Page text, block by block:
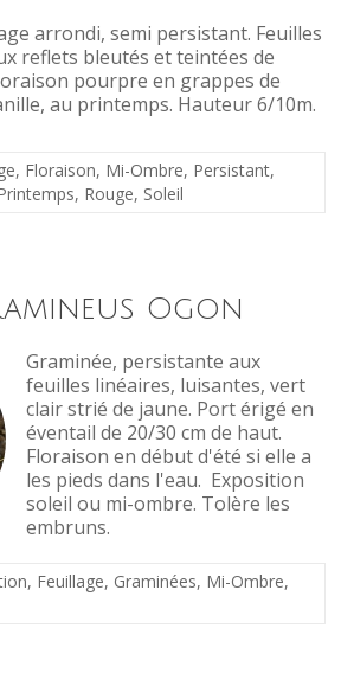
arrondi, semi persistant. Feuilles
reflets bleutés et teintées de
pourpre en grappes de
au printemps. Hauteur 6/10m.
, Floraison, Mi-Ombre, Persistant,
, Rouge, Soleil
Ogon
Graminée, persistante aux
feuilles linéaires, luisantes, vert
clair strié de jaune. Port érigé en
éventail de 20/30 cm de haut.
Floraison en début d'été si elle a
les pieds dans l'eau. Exposition
soleil ou mi-ombre. Tolère les
embruns.
, Feuillage, Graminées, Mi-Ombre,